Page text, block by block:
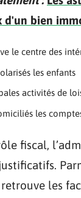
d'un bien
le centre des
les enfants
activités de
les
fiscal,
les